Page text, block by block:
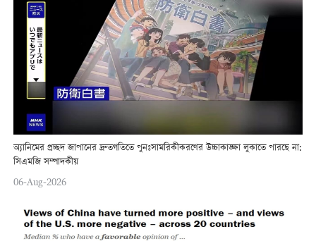
অ্যানিমের প্রচ্ছদ জাপানের দ্রুতগতিতে পুনঃসামরিকীকরণের উচ্চাকাঙ্ক্ষা লুকাতে পারছে না:
সিএমজি সম্পাদকীয়
06-Aug-2026